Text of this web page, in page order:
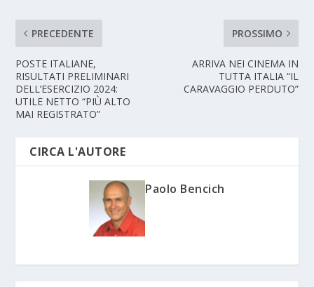
PRECEDENTE
POSTE ITALIANE,
RISULTATI PRELIMINARI
DELL’ESERCIZIO 2024:
UTILE NETTO “PIÙ ALTO
MAI REGISTRATO”
PROSSIMO
ARRIVA NEI CINEMA IN
TUTTA ITALIA “IL
CARAVAGGIO PERDUTO”
CIRCA L'AUTORE
Paolo Bencich